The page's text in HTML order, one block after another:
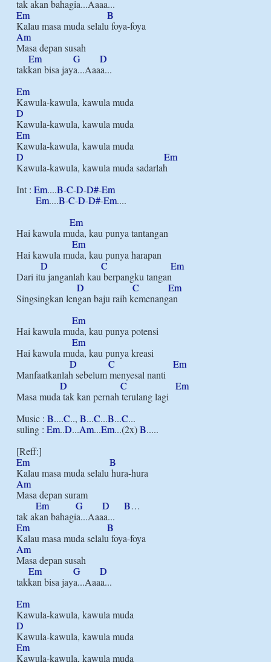
Em
B
Am
Masa depan susah
Em
G
D
takkan bisa jaya...Aaaa...
Em
D
Em
D
Em
Kawula-kawula, kawula muda sadarlah
Int : Em....B-C-D-D#-Em
Em....B-C-D-D#-Em....
Em
Hai kawula muda, kau punya tantangan
Em
Hai kawula muda, kau punya harapan
D
C
Em
Dari itu janganlah kau berpangku tangan
D
C
Em
Singsingkan lengan baju raih kemenangan
Em
Hai kawula muda, kau punya potensi
Em
Hai kawula muda, kau punya kreasi
D
C
Em
Manfaatkanlah sebelum menyesal nanti
D
C
Em
Masa muda tak kan pernah terulang lagi
Music : B....C.., B...C...B...C...
suling : Em..D...Am...Em...(2x) B.....
Em
B
Am
Masa depan suram
Em
G D B…
Em
B
Am
Masa depan susah
Em
G
D
takkan bisa jaya...Aaaa...
Em
D
Em